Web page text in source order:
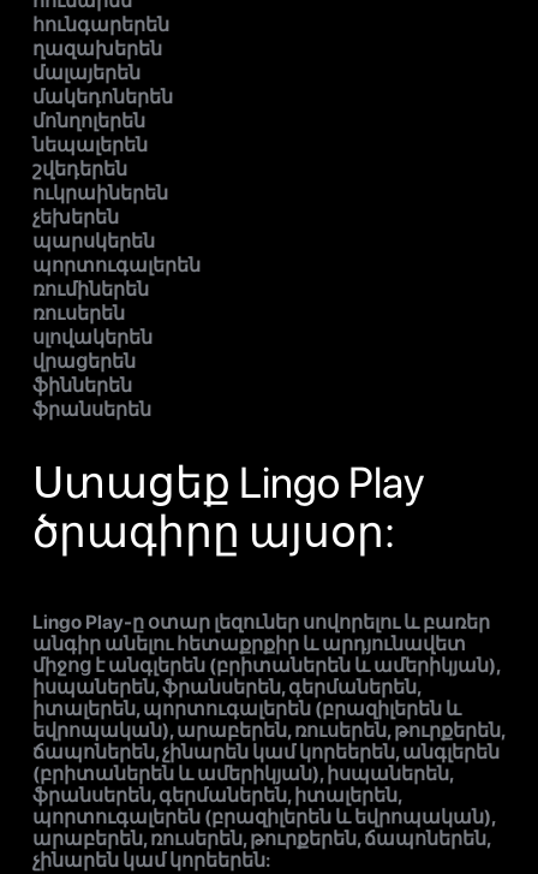
հունգարերեն
ղազախերեն
մալայերեն
մակեդոներեն
մոնղոլերեն
նեպալերեն
շվեդերեն
ուկրաիներեն
չեխերեն
պարսկերեն
պորտուգալերեն
ռումիներեն
ռուսերեն
սլովակերեն
վրացերեն
ֆիններեն
ֆրանսերեն
Ստացեք Lingo Play
ծրագիրը այսօր:
Lingo Play-ը օտար լեզուներ սովորելու և բառեր
անգիր անելու հետաքրքիր և արդյունավետ
միջոց է անգլերեն (բրիտաներեն և ամերիկյան),
իսպաներեն, ֆրանսերեն, գերմաներեն,
իտալերեն, պորտուգալերեն (բրազիլերեն և
եվրոպական), արաբերեն, ռուսերեն, թուրքերեն,
ճապոներեն, չինարեն կամ կորեերեն, անգլերեն
(բրիտաներեն և ամերիկյան), իսպաներեն,
ֆրանսերեն, գերմաներեն, իտալերեն,
պորտուգալերեն (բրազիլերեն և եվրոպական),
արաբերեն, ռուսերեն, թուրքերեն, ճապոներեն,
չինարեն կամ կորեերեն: